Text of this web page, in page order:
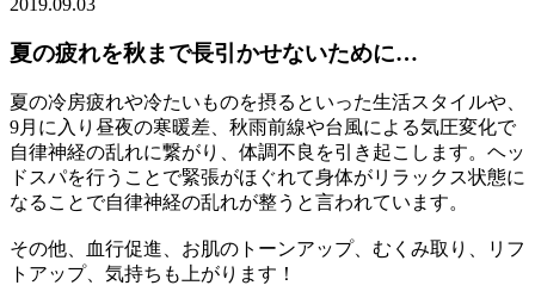
夏の疲れを秋まで長引かせないために…
夏の冷房疲れや冷たいものを摂るといった生活スタイルや、
9月に入り昼夜の寒暖差、秋雨前線や台風による気圧変化で
自律神経の乱れに繋がり、体調不良を引き起こします。ヘッ
ドスパを行うことで緊張がほぐれて身体がリラックス状態に
なることで自律神経の乱れが整うと言われています。
その他、血行促進、お肌のトーンアップ、むくみ取り、リフ
トアップ、気持ちも上がります！